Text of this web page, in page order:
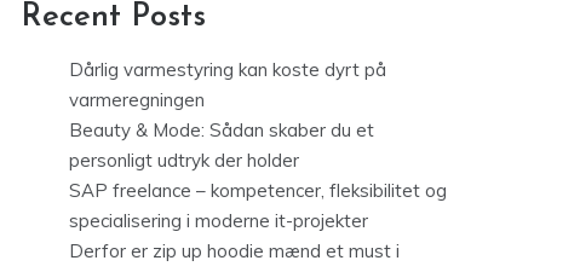
Recent Posts
Dårlig varmestyring kan koste dyrt på
varmeregningen
Beauty & Mode: Sådan skaber du et
personligt udtryk der holder
SAP freelance – kompetencer, fleksibilitet og
specialisering i moderne it-projekter
Derfor er zip up hoodie mænd et must i